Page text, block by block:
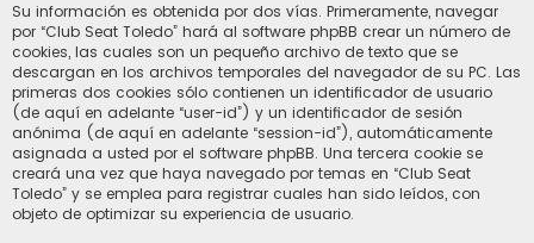
Su información es obtenida por dos vías. Primeramente, navegar
por “Club Seat Toledo” hará al software phpBB crear un número de
cookies, las cuales son un pequeño archivo de texto que se
descargan en los archivos temporales del navegador de su PC. Las
primeras dos cookies sólo contienen un identificador de usuario
(de aquí en adelante “user-id”) y un identificador de sesión
anónima (de aquí en adelante “session-id”), automáticamente
asignada a usted por el software phpBB. Una tercera cookie se
creará una vez que haya navegado por temas en “Club Seat
Toledo” y se emplea para registrar cuales han sido leídos, con
objeto de optimizar su experiencia de usuario.